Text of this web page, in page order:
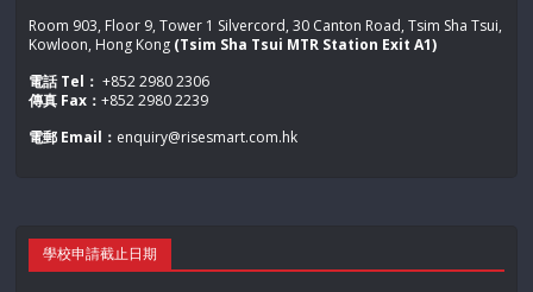
Room 903, Floor 9, Tower 1 Silvercord, 30 Canton Road, Tsim Sha Tsui,
Kowloon, Hong Kong (Tsim Sha Tsui MTR Station Exit A1)
電話 Tel： +852 2980 2306
傳真 Fax：+852 2980 2239
電郵 Email： enquiry@risesmart.com.hk
學校申請截止日期